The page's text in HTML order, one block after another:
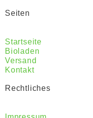
Seiten
Startseite
Bioladen
Versand
Kontakt
Rechtliches